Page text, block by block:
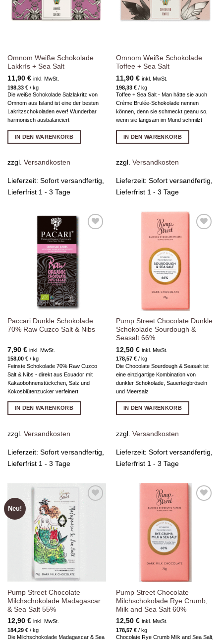
Omnom Weiße Schokolade
Lakkrís + Sea Salt
11,90 € inkl. MwSt.
198,33 €/ kg
Die weiße Schokolade Salzlakritz von
Omnom aus Island ist eine der besten
Lakritzschokoladen ever! Wunderbar
harmonisch ausbalanciert
IN DEN WARENKORB
zzgl. Versandkosten
Lieferzeit: Sofort versandfertig,
Lieferfrist 1 - 3 Tage
Omnom Weiße Schokolade
Toffee + Sea Salt
11,90 € inkl. MwSt.
198,33 €/ kg
Toffee + Sea Salt - Man hätte sie auch
Crème Brulée-Schokolade nennen
können, denn sie schmeckt geanu so,
wenn sie langsam im Mund schmilzt
IN DEN WARENKORB
zzgl. Versandkosten
Lieferzeit: Sofort versandfertig,
Lieferfrist 1 - 3 Tage
Wunschliste
hinzufügen
Paccari Dunkle Schokolade
70% Raw Cuzco Salt & Nibs
7,90 € inkl. MwSt.
158,00 €/ kg
Feinste Schokolade 70% Raw Cuzco
Salt & Nibs - direkt aus Ecuador mit
Kakaobohnenstückchen, Salz und
Kokosblütenzucker verfeinert
IN DEN WARENKORB
zzgl. Versandkosten
Lieferzeit: Sofort versandfertig,
Lieferfrist 1 - 3 Tage
Pump Street Chocolate Dunkle
Schokolade Sourdough &
Seasalt 66%
12,50 € inkl. MwSt.
178,57 €/ kg
Die Chocolate Sourdough & Seasalt ist
eine einzigartige Kombination von
dunkler Schokolade, Sauerteigbröseln
und Meersalz
IN DEN WARENKORB
zzgl. Versandkosten
Lieferzeit: Sofort versandfertig,
Lieferfrist 1 - 3 Tage
Neu!
Wunschliste
hinzufügen
Pump Street Chocolate
Milchschokolade Madagascar
& Sea Salt 55%
12,90 € inkl. MwSt.
184,29 €/ kg
Die Milchschokolade Madagascar & Sea
Pump Street Chocolate
Milchschokolade Rye Crumb,
Milk and Sea Salt 60%
12,50 € inkl. MwSt.
178,57 €/ kg
Chocolate Rye Crumb Milk and Sea Salt,